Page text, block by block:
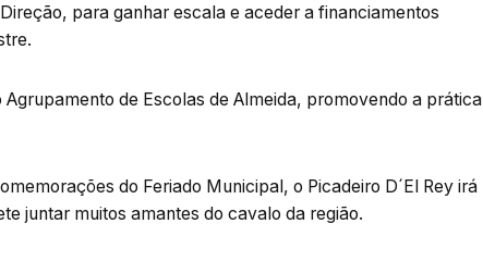
para ganhar escala e aceder a financiamentos
de Escolas de Almeida, promovendo a prática
do Feriado Municipal, o Picadeiro D´El Rey irá
juntar muitos amantes do cavalo da região.